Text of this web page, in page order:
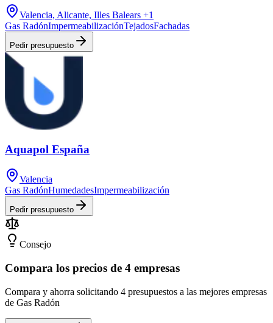
Valencia, Alicante, Illes Balears +1
Gas RadónImpermeabilizaciónTejadosFachadas
Pedir presupuesto
Aquapol España
Valencia
Gas RadónHumedadesImpermeabilización
Pedir presupuesto
Consejo
Compara los precios de 4 empresas
Compara y ahorra solicitando 4 presupuestos a las mejores empresas
de Gas Radón